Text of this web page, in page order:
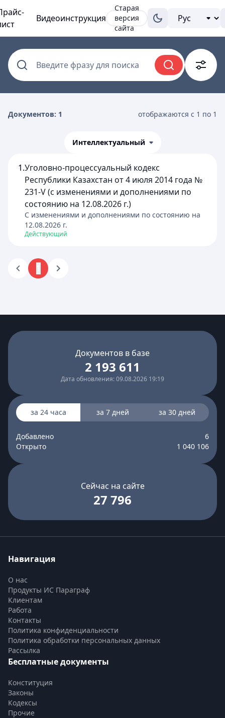
Видеоинструкция
Старая
версия
сайта
Введите фразу для поиска
Документов: 1 отображаются с 1 по 1
Интеллектуальный
1.Уголовно-процессуальный кодекс
Республики Казахстан от 4 июля 2014 года №
231-V (с изменениями и дополнениями по
состоянию на 12.08.2026 г.)
C изменениями и дополнениями по состоянию на
12.08.2026 г.
Действующий
Документов в базе
2 193 611
Дата обновления: 09.08.2026 19:19
за 24 часа за 7 дней за 30 дней
Добавлено
6
Открыто
1 040 106
Сейчас на сайте
27 796
Навигация
О нас
Продукты ИС Параграф
Клиентам
Работа
Контакты
Политика конфиденциальности
Политика обработки персональных данных
Рассылка
Бесплатные документы
Конституция
Законы
Кодексы
Прочие